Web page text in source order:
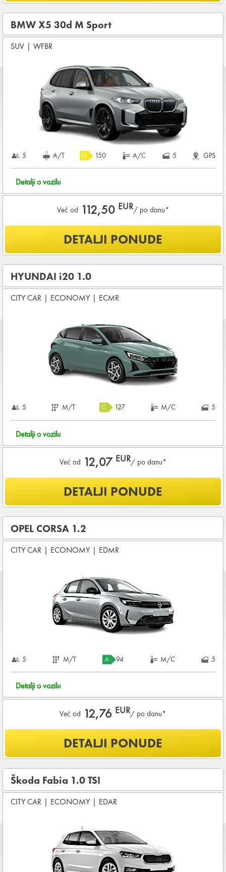
OSNOVNI PAKET OSIGURANJA od štete (CDW) i krađe
(THW)
Koji su osnovni uslovi za najam vozila?
DEPOZIT NA KREDITNOJ KARTICI u iznosu od
1.800,00 EUR+ iznosa najma
KOMPLETNI USLOVI NAJMA
BMW X5 30d M Sport
SUV | WFBR
5 A/T 150 A/C 5 GPS
Detalji o vozilu
Već od 112,50 EUR/ po danu*
Šta je uključeno u ponudu?
OSNOVNI PAKET OSIGURANJA od štete (CDW) i krađe
(THW)
Koji su osnovni uslovi za najam vozila?
DEPOZIT NA KREDITNOJ KARTICI u iznosu od
3.600,00 EUR+ iznosa najma
Za ovu grupu vozila potrebne su DVE KREDITNE KARTICE
KOMPLETNI USLOVI NAJMA
DETALJI PONUDE
HYUNDAI i20 1.0
CITY CAR | ECONOMY | ECMR
5 M/T 127 M/C 5
Detalji o vozilu
Već od 12,07 EUR/ po danu*
Šta je uključeno u ponudu?
OSNOVNI PAKET OSIGURANJA od štete (CDW) i krađe
(THW)
Vozilo proizvedeno 2023
Starost vozača između21 - 80
DEPOZIT NA KREDITNOJ KARTICI u iznosu od
480,00 EUR+ iznosa najma
KOMPLETNI USLOVI NAJMA
DETALJI PONUDE
OPEL CORSA 1.2
CITY CAR | ECONOMY | EDMR
5 M/T 94 M/C 5
Detalji o vozilu
Već od 12,76 EUR/ po danu*
Šta je uključeno u ponudu?
OSNOVNI PAKET OSIGURANJA od štete (CDW) i krađe
(THW)
Koji su osnovni uslovi za najam vozila?
DEPOZIT NA KREDITNOJ KARTICI u iznosu od
480,00 EUR+ iznosa najma
KOMPLETNI USLOVI NAJMA
DETALJI PONUDE
Škoda Fabia 1.0 TSI
CITY CAR | ECONOMY | EDAR